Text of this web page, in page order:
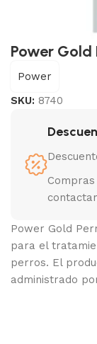
Power Gold
Power
SKU: 8740
Power Gold
para el
perros. El
administrado